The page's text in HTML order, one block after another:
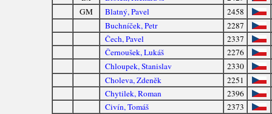
GM
Blatný, Pavel
2458
Buchníček, Petr
2287
Čech, Pavel
2337
Černoušek, Lukáš
2276
Chloupek, Stanislav
2330
Choleva, Zdeněk
2251
Chytilek, Roman
2396
Civín, Tomáš
2373